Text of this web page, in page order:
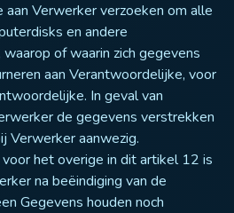
Verwerker verzoeken om alle
en andere
of waarin zich gegevens
aan Verantwoordelijke, voor
In geval van
de gegevens verstrekken
Verwerker aanwezig.
het overige in dit artikel 12 is
na beëindiging van de
Gegevens houden noch